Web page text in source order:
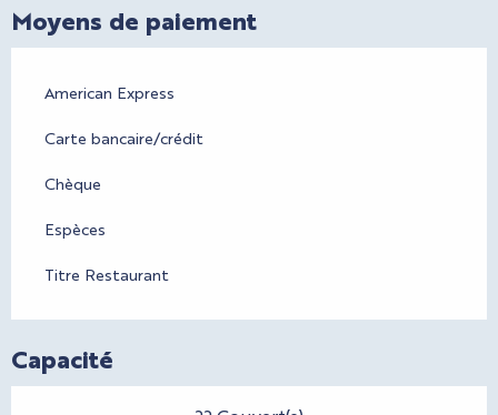
Moyens de paiement
American Express
Carte bancaire/crédit
Chèque
Espèces
Titre Restaurant
Capacité